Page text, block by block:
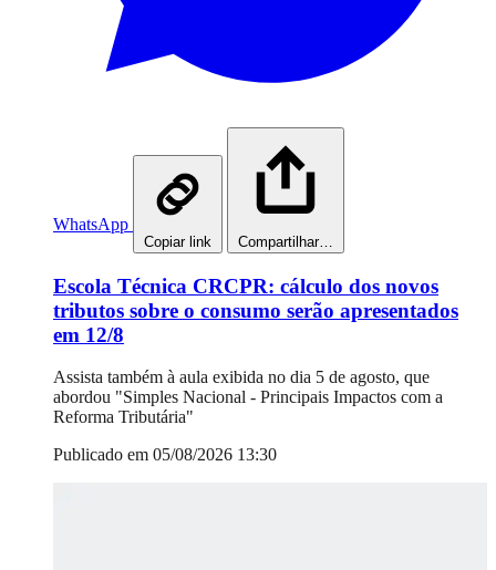
WhatsApp
Copiar link Compartilhar…
Escola Técnica CRCPR: cálculo dos novos
tributos sobre o consumo serão apresentados
em 12/8
Assista também à aula exibida no dia 5 de agosto, que
abordou "Simples Nacional - Principais Impactos com a
Reforma Tributária"
Publicado em 05/08/2026 13:30